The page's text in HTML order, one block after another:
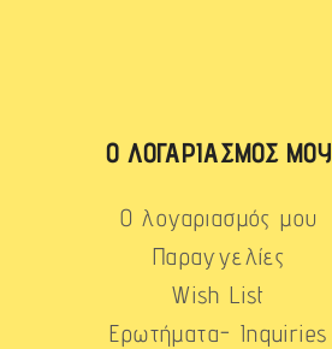
Ο ΛΟΓΑΡΙΑΣΜΌΣ ΜΟΥ
Ο λογαριασμός μου
Παραγγελίες
Wish List
Ερωτήματα- Inquiries